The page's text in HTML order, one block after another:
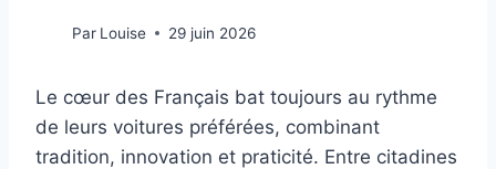
Par Louise 29 juin 2026
Le cœur des Français bat toujours au rythme
de leurs voitures préférées, combinant
tradition, innovation et praticité. Entre citadines